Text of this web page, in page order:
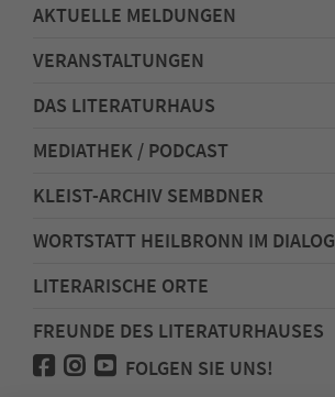
AKTUELLE MELDUNGEN
VERANSTALTUNGEN
DAS LITERATURHAUS
MEDIATHEK / PODCAST
KLEIST-ARCHIV SEMBDNER
WORTSTATT HEILBRONN IM DIALOG
LITERARISCHE ORTE
FREUNDE DES LITERATURHAUSES
FOLGEN SIE UNS!